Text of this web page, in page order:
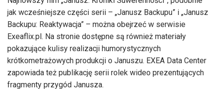
jak wcześniejsze części serii – „Janusz Backupu” i „Janusz
Backupu: Reaktywacja” – można obejrzeć w serwisie
Exeaflix.pl. Na stronie dostępne są również materiały
pokazujące kulisy realizacji humorystycznych
krótkometrażowych produkcji o Januszu. EXEA Data Center
zapowiada też publikację serii rolek wideo prezentujących
fragmenty przygód Janusza.